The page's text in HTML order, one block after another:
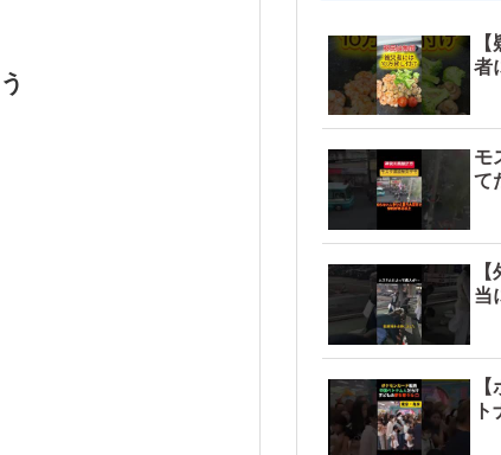
者
モ
て
当